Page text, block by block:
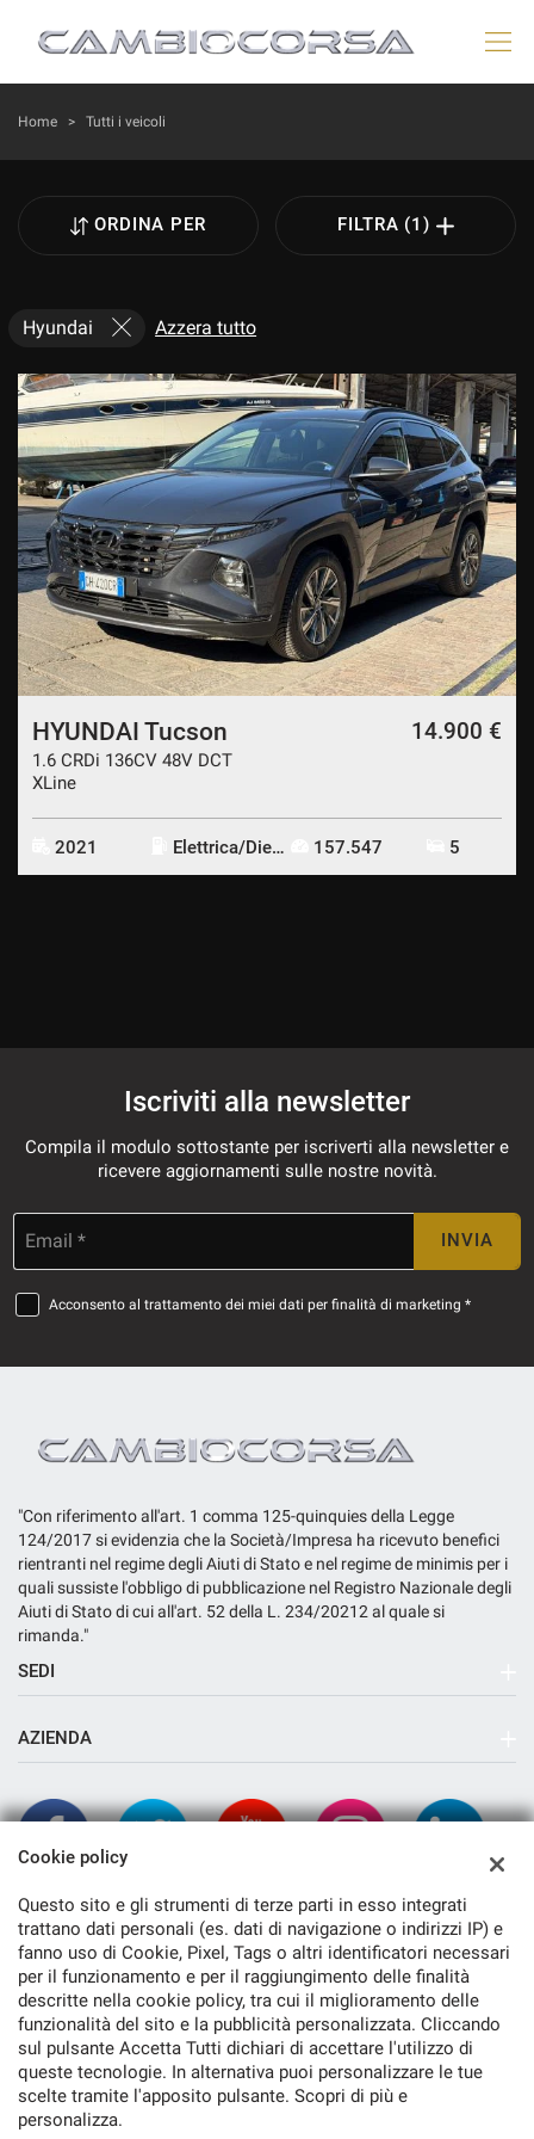
HOME
VEICOLI AYVENS
ACQUISTIAMO USATO
DICONO DI NOI
ASSISTENZA
CONTATTI
CONTATTI
AREA COMMERCIANTI
Home > Tutti i veicoli
ORDINA PER FILTRA (1)
Hyundai Azzera tutto
HYUNDAI Tucson
1.6 CRDi 136CV 48V DCT
XLine
14.900 €
2021 Elettrica/Diesel 157.547 5
Iscriviti alla newsletter
Compila il modulo sottostante per iscriverti alla newsletter e
ricevere aggiornamenti sulle nostre novità.
Email * INVIA
Acconsento al trattamento dei miei dati per finalità di marketing *
"Con riferimento all'art. 1 comma 125-quinquies della Legge
124/2017 si evidenzia che la Società/Impresa ha ricevuto benefici
rientranti nel regime degli Aiuti di Stato e nel regime de minimis per i
quali sussiste l'obbligo di pubblicazione nel Registro Nazionale degli
Aiuti di Stato di cui all'art. 52 della L. 234/20212 al quale si
rimanda."
SEDI
AZIENDA
TORNA IN CIMA
Copyright © 2026 Cambiocorsa Srl - P.IVA 01243710116 -
l'informativa sulla privacy
Cookie policy
Questo sito e gli strumenti di terze parti in esso integrati
trattano dati personali (es. dati di navigazione o indirizzi IP) e
fanno uso di Cookie, Pixel, Tags o altri identificatori necessari
per il funzionamento e per il raggiungimento delle finalità
descritte nella cookie policy, tra cui il miglioramento delle
funzionalità del sito e la pubblicità personalizzata. Cliccando
sul pulsante Accetta Tutti dichiari di accettare l'utilizzo di
queste tecnologie. In alternativa puoi personalizzare le tue
scelte tramite l'apposito pulsante. Scopri di più e
personalizza.